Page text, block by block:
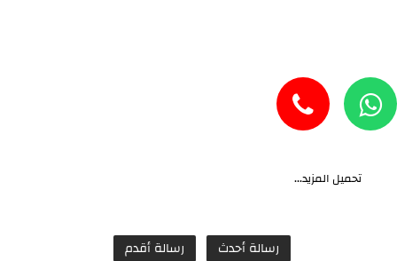
تحميل المزيد...
رسالة أحدث
رسالة أقدم